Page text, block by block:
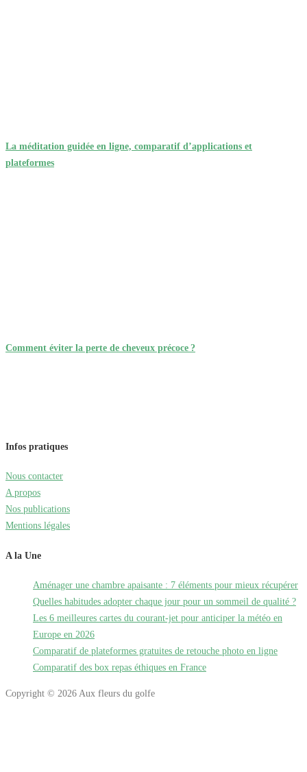
La méditation guidée en ligne, comparatif d’applications et
plateformes
Comment éviter la perte de cheveux précoce ?
Infos pratiques
Nous contacter
A propos
Nos publications
Mentions légales
A la Une
Aménager une chambre apaisante : 7 éléments pour mieux récupérer
Quelles habitudes adopter chaque jour pour un sommeil de qualité ?
Les 6 meilleures cartes du courant-jet pour anticiper la météo en
Europe en 2026
Comparatif de plateformes gratuites de retouche photo en ligne
Comparatif des box repas éthiques en France
Copyright © 2026 Aux fleurs du golfe